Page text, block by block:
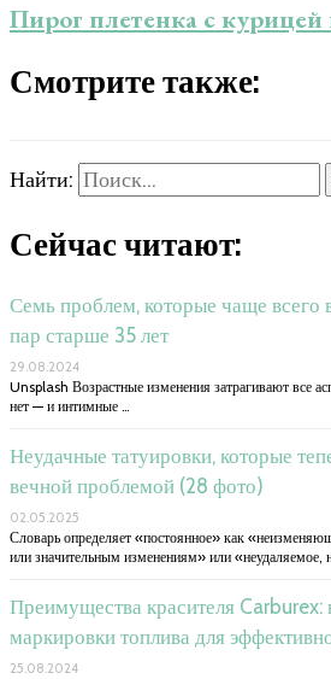
Пирог плетенка с
Смотрите также:
Найти:
Сейчас читают:
Семь проблем, которые чаще всего
пар старше 35 лет
29.08.2024
Unsplash Возрастные изменения затрагивают все
нет — и интимные …
Неудачные татуировки, которые
вечной проблемой (28 фото)
02.05.2025
Словарь определяет «постоянное» как
или значительным изменениям» или
Преимущества красителя Carburex:
маркировки топлива для
25.08.2024